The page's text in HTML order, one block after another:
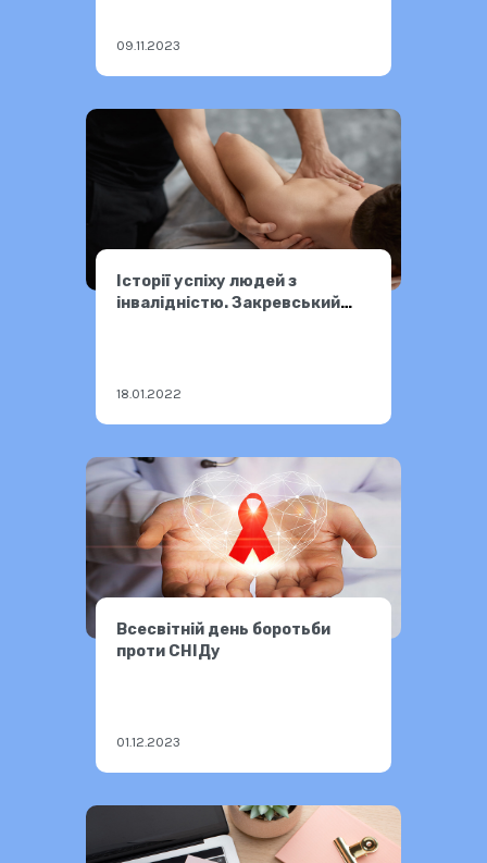
09.11.2023
Історії успіху людей з
інвалідністю. Закревський
18.01.2022
Всесвітній день боротьби
проти СНІДу
01.12.2023